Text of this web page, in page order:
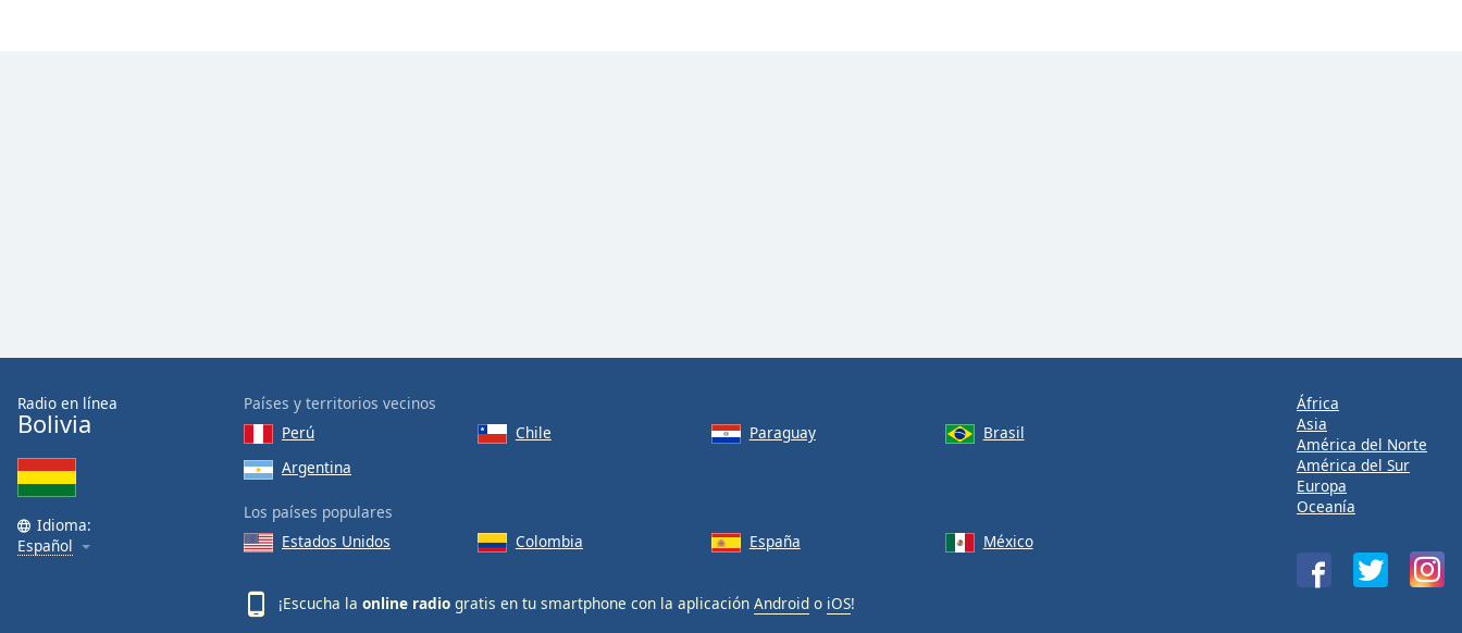
Radio en línea
Bolivia
Idioma:
Español
Países y territorios vecinos
Perú
Chile Paraguay
Brasil
Argentina
Los países populares
Estados Unidos
Colombia España México
¡Escucha la online radio gratis en tu smartphone con la aplicación Android o iOS!
África
Asia
América del Norte
América del Sur
Europa
Oceanía